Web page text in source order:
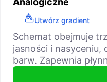
Utwórz gradient
Schemat obejmuje
jasności i nasyceniu,
barw. Zapewnia